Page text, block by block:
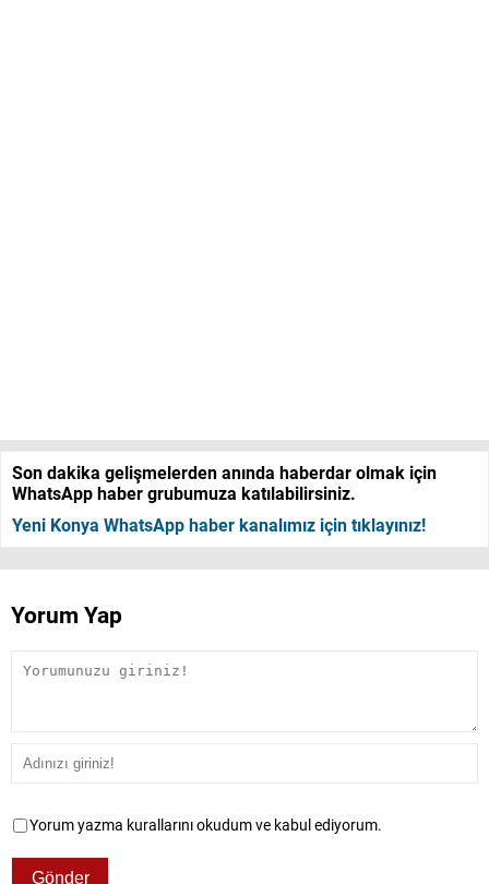
Son dakika gelişmelerden anında haberdar olmak için
WhatsApp haber grubumuza katılabilirsiniz.
Yeni Konya WhatsApp haber kanalımız için tıklayınız!
Yorum Yap
Yorum yazma kurallarını okudum ve kabul ediyorum.